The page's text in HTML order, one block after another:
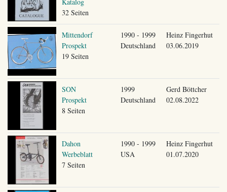
32 Seiten
Mittendorf
Prospekt
19 Seiten
1990 - 1999
Deutschland
Heinz Fingerhut
03.06.2019
SON
Prospekt
8 Seiten
1999
Deutschland
Gerd Böttcher
02.08.2022
Dahon
Werbeblatt
7 Seiten
1990 - 1999
USA
Heinz Fingerhut
01.07.2020